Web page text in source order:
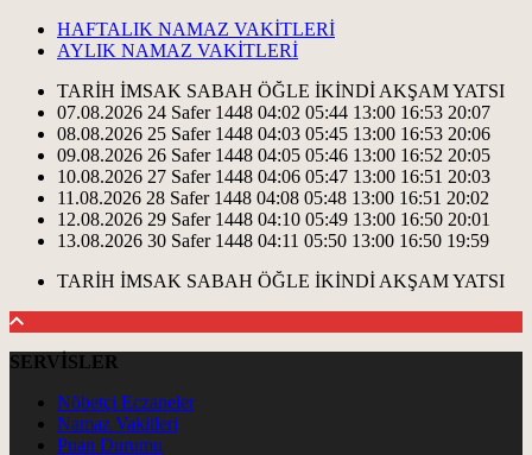
HAFTALIK NAMAZ VAKİTLERİ
AYLIK NAMAZ VAKİTLERİ
TARİH İMSAK SABAH ÖĞLE İKİNDİ AKŞAMYATSI
07.08.2026 24 Safer 1448 04:02 05:44 13:00 16:53 20:07
08.08.2026 25 Safer 1448 04:03 05:45 13:00 16:53 20:06
09.08.2026 26 Safer 1448 04:05 05:46 13:00 16:52 20:05
10.08.2026 27 Safer 1448 04:06 05:47 13:00 16:51 20:03
11.08.2026 28 Safer 1448 04:08 05:48 13:00 16:51 20:02
12.08.2026 29 Safer 1448 04:10 05:49 13:00 16:50 20:01
13.08.2026 30 Safer 1448 04:11 05:50 13:00 16:50 19:59
TARİH İMSAK SABAH ÖĞLE İKİNDİ AKŞAMYATSI
SERVİSLER
Nöbetçi Eczaneler
Namaz Vakitleri
Puan Durumu